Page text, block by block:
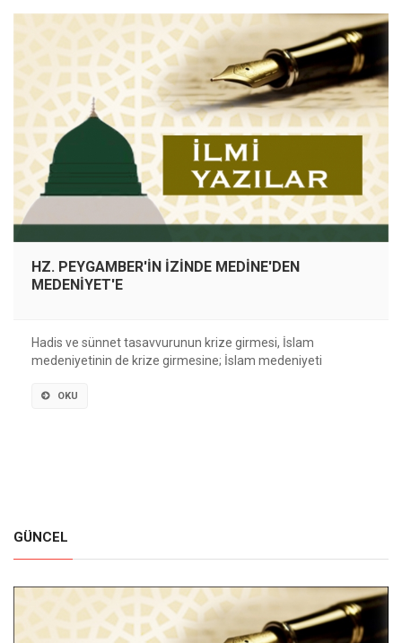
HZ. PEYGAMBER'İN İZİNDE MEDİNE'DEN
MEDENİYET'E
Hadis ve sünnet tasavvurunun krize girmesi, İslam
medeniyetinin de krize girmesine; İslam medeniyeti
OKU
GÜNCEL